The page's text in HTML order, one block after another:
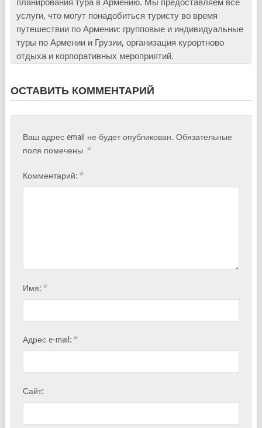
планирования тура в Армению. Мы предоставляем все
услуги, что могут понадобиться туристу во время
путешествии по Армении: групповые и индивидуальные
туры по Армении и Грузии, организация курортново
отдыха и корпоративных мероприятий.
ОСТАВИТЬ КОММЕНТАРИЙ
Ваш адрес email не будет опубликован. Обязательные
поля помечены *
Комментарий: *
Имя: *
Адрес e-mail: *
Сайт: